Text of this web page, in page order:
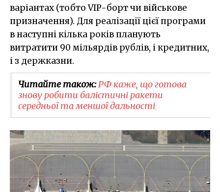
варіантах (тобто VIP-борт чи військове
призначення). Для реалізації цієї програми
в наступні кілька років планують
витратити 90 мільярдів рублів, і кредитних,
і з держказни.
Читайте також:РФ каже, що готова
знову робити балістичні ракети
середньої та меншої дальності